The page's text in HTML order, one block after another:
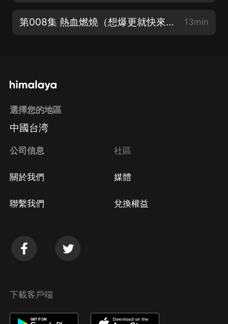
第008集 熱血燃燒（想爆更就快來點讚分享吧~） 13min
選擇您的地區
中國台湾
公司信息
關於我們
聯繫我們
社區
媒體
兌換權益
下載客戶端